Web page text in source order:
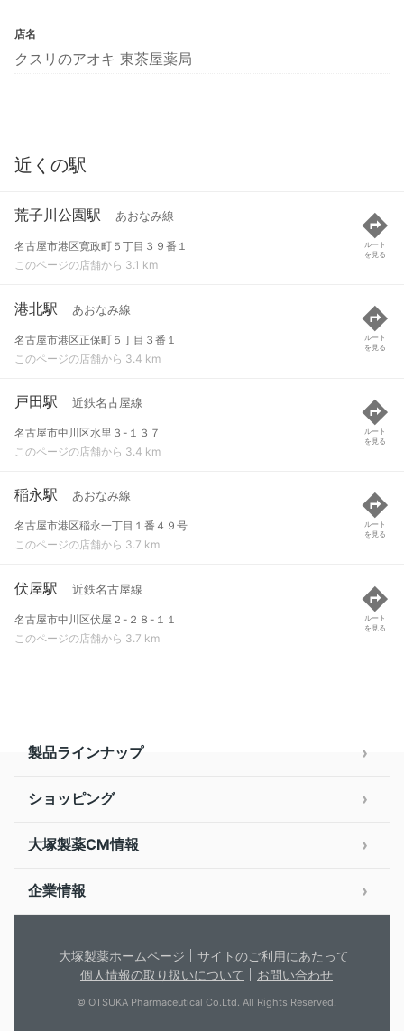
店名
クスリのアオキ 東茶屋薬局
近くの駅
荒子川公園駅 あおなみ線
名古屋市港区寛政町５丁目３９番１
このページの店舗から 3.1 km
ルート
を見る
港北駅 あおなみ線
名古屋市港区正保町５丁目３番１
このページの店舗から 3.4 km
ルート
を見る
戸田駅 近鉄名古屋線
名古屋市中川区水里３-１３７
このページの店舗から 3.4 km
ルート
を見る
稲永駅 あおなみ線
名古屋市港区稲永一丁目１番４９号
このページの店舗から 3.7 km
ルート
を見る
伏屋駅 近鉄名古屋線
名古屋市中川区伏屋２-２８-１１
このページの店舗から 3.7 km
ルート
を見る
製品ラインナップ
ショッピング
大塚製薬CM情報
企業情報
大塚製薬ホームページ
サイトのご利用にあたって
個人情報の取り扱いについて
お問い合わせ
© OTSUKA Pharmaceutical Co.Ltd. All Rights Reserved.